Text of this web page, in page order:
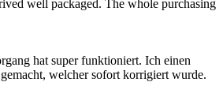
well packaged. The whole purchasing
hat super funktioniert. Ich einen
welcher sofort korrigiert wurde.